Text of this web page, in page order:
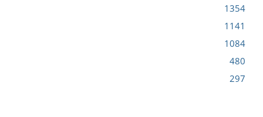
1354
1141
1084
480
297